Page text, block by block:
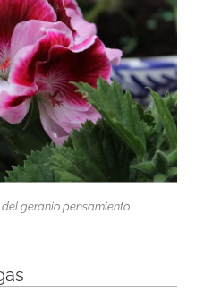
geranio pensamiento